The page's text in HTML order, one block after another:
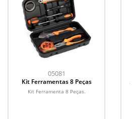
05081
Kit Ferramentas 8 Peças
Kit Ferramenta 8 Peças.